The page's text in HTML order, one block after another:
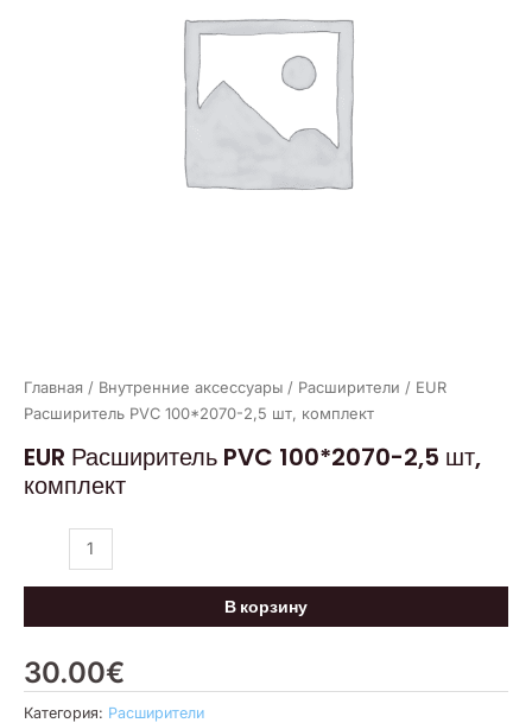
Главная / Внутренние аксессуары / Расширители / EUR
Расширитель PVC 100*2070-2,5 шт, комплект
EUR Расширитель PVC 100*2070-2,5 шт,
комплект
30.00€
В корзину
Категория: Расширители